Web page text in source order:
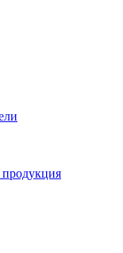
продукция